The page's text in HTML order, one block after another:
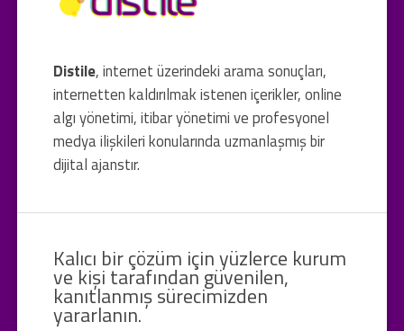
Distile, internet üzerindeki arama sonuçları,
internetten kaldırılmak istenen içerikler, online
algı yönetimi, itibar yönetimi ve profesyonel
medya ilişkileri konularında uzmanlaşmış bir
dijital ajanstır.
Kalıcı bir çözüm için yüzlerce kurum
ve kişi tarafından güvenilen,
kanıtlanmış sürecimizden
yararlanın.